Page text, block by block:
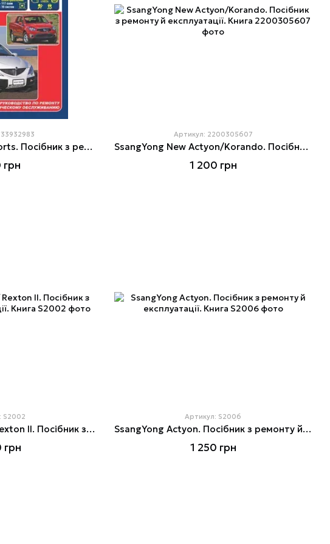
SsangYong Actyon Sports. Посібник з ремонту й експлуатації.
грн
Артикул: 2200305607
SsangYong New Actyon/Korando. Посібник з ремонту й експлуатації. Книга
1 200 грн
S2002
SsangYong Rexton / Rexton II. Посібник з ремонту й експлуатації. Книга
грн
Артикул: S2006
SsangYong Actyon. Посібник з ремонту й експлуатації. Книга
1 250 грн